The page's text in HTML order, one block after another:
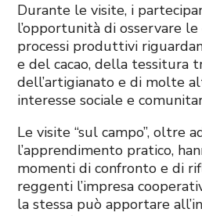
Durante le visite, i
l’opportunità di osservare
processi produttivi
e del cacao, della tessitura
dell’artigianato e di molte
interesse sociale e
Le visite “sul campo”, oltre
l’apprendimento pratico,
momenti di confronto e di
reggenti l’impresa
la stessa può apportare